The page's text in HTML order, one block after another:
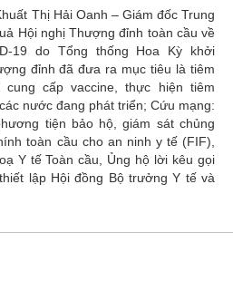
Thị Hải Oanh – Giám đốc Trung
Hội nghị Thượng đỉnh toàn cầu về
19 do Tổng thống Hoa Kỳ khởi
đỉnh đã đưa ra mục tiêu là tiêm
cấp vaccine, thực hiện tiêm
nước đang phát triển; Cứu mạng:
tiện bảo hộ, giám sát chủng
toàn cầu cho an ninh y tế (FIF),
Y tế Toàn cầu, Ủng hộ lời kêu gọi
lập Hội đồng Bộ trưởng Y tế và